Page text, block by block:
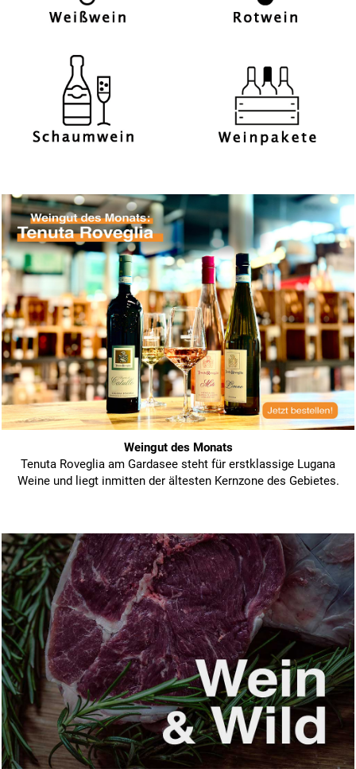
Weingut des Monats
Tenuta Roveglia am Gardasee steht für erstklassige Lugana
Weine und liegt inmitten der ältesten Kernzone des Gebietes.